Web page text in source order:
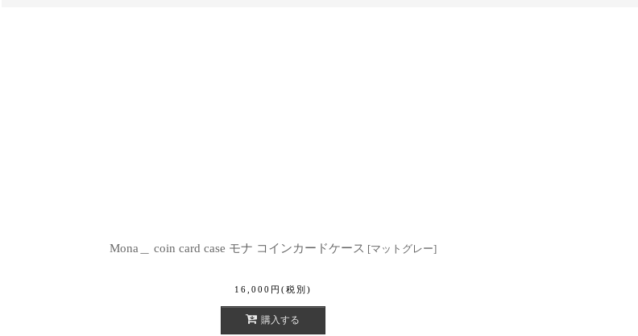
Mona＿ coin card case モナ コインカードケース [マットグレー]
16,000 円 (税別)
購入する